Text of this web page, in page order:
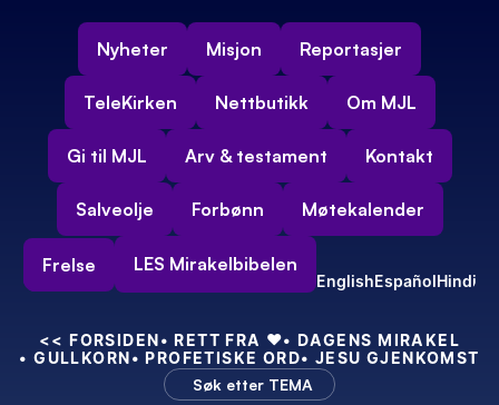
Nyheter Misjon Reportasjer
TeleKirken Nettbutikk Om MJL
Gi til MJL Arv & testament Kontakt
Salveolje Forbønn Møtekalender
Frelse LES Mirakelbibelen
EnglishEspañolHindi
<< FORSIDEN• RETT FRA ❤️• DAGENS MIRAKEL
• GULLKORN• PROFETISKE ORD• JESU GJENKOMST
Søk etter TEMA